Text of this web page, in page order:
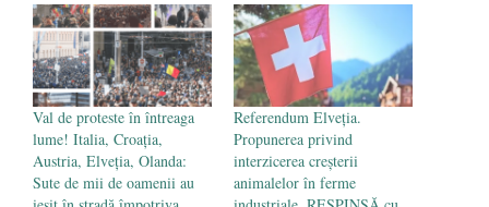
- 16 aprilie 2026
Val de proteste în întreaga
lume! Italia, Croația,
Austria, Elveția, Olanda:
Sute de mii de oamenii au
Referendum Elveția.
Propunerea privind
interzicerea creșterii
animalelor în ferme